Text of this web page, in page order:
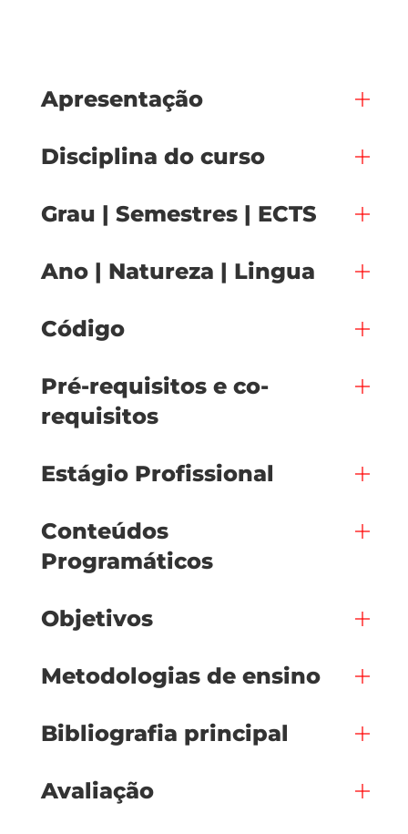
Apresentação
Disciplina do curso
Grau | Semestres | ECTS
Ano | Natureza | Lingua
Código
Pré-requisitos e co-
requisitos
Estágio Profissional
Conteúdos
Programáticos
Objetivos
Metodologias de ensino
Bibliografia principal
Avaliação